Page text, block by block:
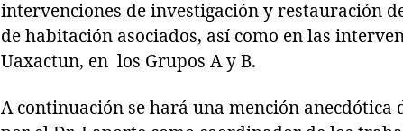
intervenciones de investigación y restauración
de habitación asociados, así como en las
Uaxactun, en los Grupos A y B.
A continuación se hará una mención